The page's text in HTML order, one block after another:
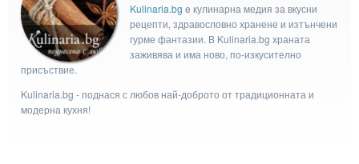
Kulinaria.bg e кулинарна медия за вкусни
рецепти, здравословно хранене и изтънчени
гурме фантазии. В Kulinaria.bg храната
заживява и има ново, по-изкусително
присъствие.
Kulinaria.bg - поднася с любов най-доброто от традиционната и
модерна кухня!